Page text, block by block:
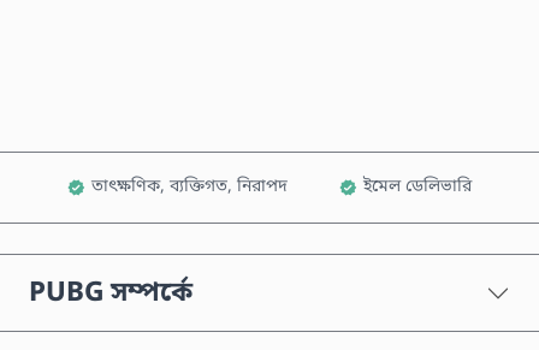
তাৎক্ষণিক, ব্যক্তিগত, নিরাপদ ইমেল ডেলিভারি
PUBG সম্পর্কে